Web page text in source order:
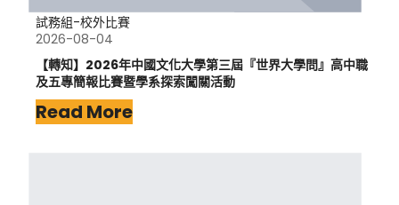
試務組-校外比賽
2026-08-04
【轉知】2026年中國文化大學第三屆『世界大學問』高中職
及五專簡報比賽暨學系探索闖關活動
Read More